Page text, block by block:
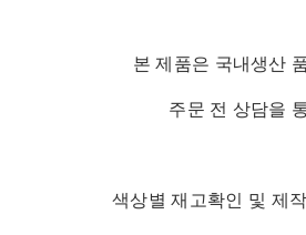
본 제품은 국내생산
주문 전 상담을
색상별 재고확인 및 제